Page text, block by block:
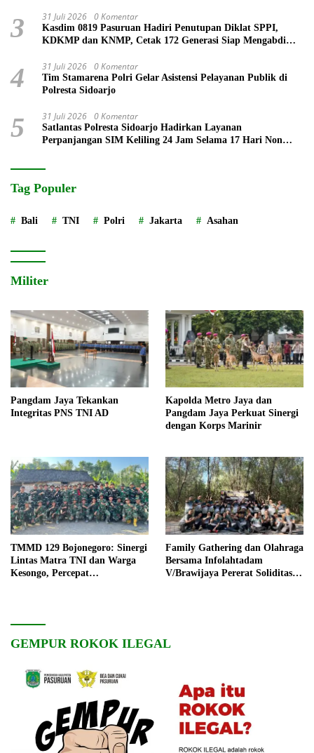
3 31 Juli 2026 0 Komentar
Kasdim 0819 Pasuruan Hadiri Penutupan Diklat SPPI,
KDKMP dan KNMP, Cetak 172 Generasi Siap Mengabdi
4 31 Juli 2026 0 Komentar
Tim Stamarena Polri Gelar Asistensi Pelayanan Publik di
Polresta Sidoarjo
5 31 Juli 2026 0 Komentar
Satlantas Polresta Sidoarjo Hadirkan Layanan
Perpanjangan SIM Keliling 24 Jam Selama 17 Hari Non
Tag Populer
Bali TNI Polri Jakarta Asahan
Militer
Pangdam Jaya Tekankan
Integritas PNS TNI AD
Kapolda Metro Jaya dan
Pangdam Jaya Perkuat Sinergi
dengan Korps Marinir
TMMD 129 Bojonegoro: Sinergi
Lintas Matra TNI dan Warga
Kesongo, Percepat
Family Gathering dan Olahraga
Bersama Infolahtadam
V/Brawijaya Pererat Soliditas
GEMPUR ROKOK ILEGAL